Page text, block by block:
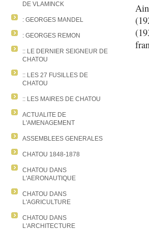
DE VLAMINCK
: GEORGES MANDEL
: GEORGES REMON
:: LE DERNIER SEIGNEUR DE
CHATOU
:: LES 27 FUSILLES DE
CHATOU
:: LES MAIRES DE CHATOU
ACTUALITE DE
L'AMENAGEMENT
ASSEMBLEES GENERALES
CHATOU 1848-1878
CHATOU DANS
L'AERONAUTIQUE
CHATOU DANS
L'AGRICULTURE
CHATOU DANS
L'ARCHITECTURE